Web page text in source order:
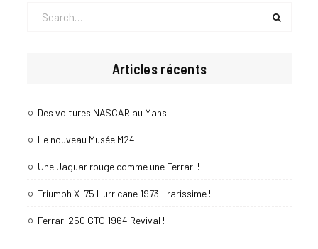
Articles récents
Des voitures NASCAR au Mans !
Le nouveau Musée M24
Une Jaguar rouge comme une Ferrari !
Triumph X-75 Hurricane 1973 : rarissime !
Ferrari 250 GTO 1964 Revival !